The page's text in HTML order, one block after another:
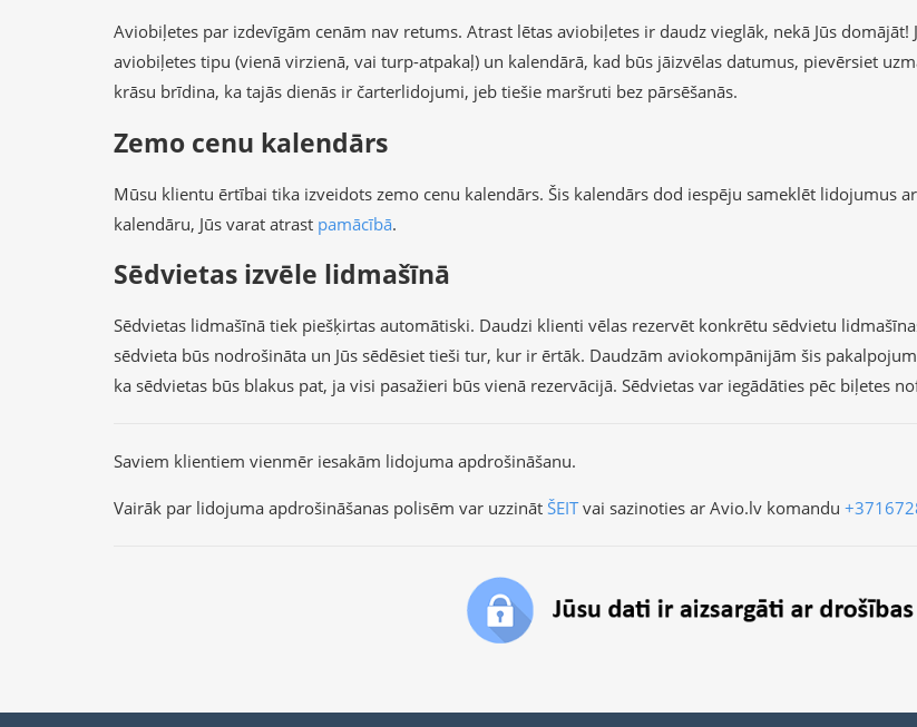
Aviobiļetes par izdevīgām cenām nav retums. Atrast lētas aviobiļetes ir daudz vieglāk, nekā Jūs
aviobiļetes tipu (vienā virzienā, vai turp-atpakaļ) un kalendārā, kad būs jāizvēlas datumus, pievērsiet
krāsu brīdina, ka tajās dienās ir čarterlidojumi, jeb tiešie maršruti bez pārsēšanās.
Zemo cenu kalendārs
Mūsu klientu ērtībai tika izveidots zemo cenu kalendārs. Šis kalendārs dod iespēju sameklēt lidojumus
kalendāru, Jūs varat atrast pamācībā.
Sēdvietas izvēle lidmašīnā
Sēdvietas lidmašīnā tiek piešķirtas automātiski. Daudzi klienti vēlas rezervēt konkrētu sēdvietu
sēdvieta būs nodrošināta un Jūs sēdēsiet tieši tur, kur ir ērtāk. Daudzām aviokompānijām šis
ka sēdvietas būs blakus pat, ja visi pasažieri būs vienā rezervācijā. Sēdvietas var iegādāties pēc biļetes
Saviem klientiem vienmēr iesakām lidojuma apdrošināšanu.
Vairāk par lidojuma apdrošināšanas polisēm var uzzināt ŠEITvai sazinoties ar Avio.lv komandu